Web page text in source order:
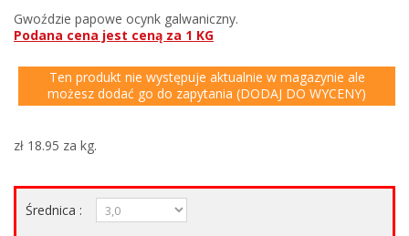
Gwoździe papowe ocynk galwaniczny.
Podana cena jest ceną za 1 KG
Ten produkt nie występuje aktualnie w magazynie ale
możesz dodać go do zapytania (DODAJ DO WYCENY)
zł 18.95 za kg.
Średnica :